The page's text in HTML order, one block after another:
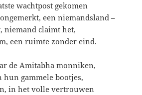
wachtpost gekomen
een niemandsland –
niemand claimt het,
een ruimte zonder eind.
de Amitabha monniken,
hun gammele bootjes,
in het volle vertrouwen